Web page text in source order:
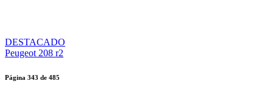
DESTACADO
Peugeot 208 r2
Página 343 de 485